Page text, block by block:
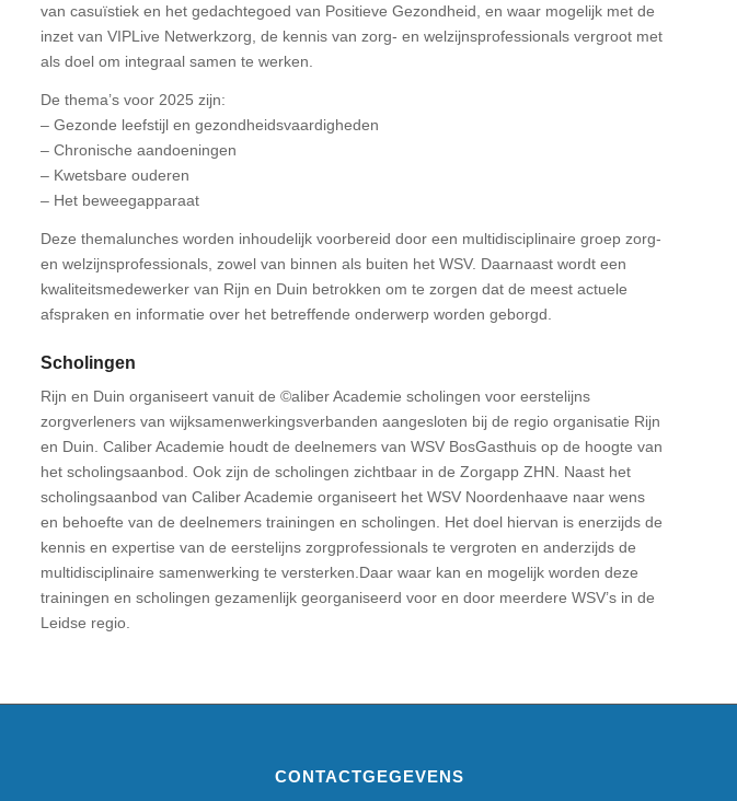
van casuïstiek en het gedachtegoed van Positieve Gezondheid, en waar mogelijk met de
inzet van VIPLive Netwerkzorg, de kennis van zorg- en welzijnsprofessionals vergroot met
als doel om integraal samen te werken.
De thema’s voor 2025 zijn:
– Gezonde leefstijl en gezondheidsvaardigheden
– Chronische aandoeningen
– Kwetsbare ouderen
– Het beweegapparaat
Deze themalunches worden inhoudelijk voorbereid door een multidisciplinaire groep zorg-
en welzijnsprofessionals, zowel van binnen als buiten het WSV. Daarnaast wordt een
kwaliteitsmedewerker van Rijn en Duin betrokken om te zorgen dat de meest actuele
afspraken en informatie over het betreffende onderwerp worden geborgd.
Scholingen
Rijn en Duin organiseert vanuit de ©aliber Academie scholingen voor eerstelijns
zorgverleners van wijksamenwerkingsverbanden aangesloten bij de regio organisatie Rijn
en Duin. Caliber Academie houdt de deelnemers van WSV BosGasthuis op de hoogte van
het scholingsaanbod. Ook zijn de scholingen zichtbaar in de Zorgapp ZHN. Naast het
scholingsaanbod van Caliber Academie organiseert het WSV Noordenhaave naar wens
en behoefte van de deelnemers trainingen en scholingen. Het doel hiervan is enerzijds de
kennis en expertise van de eerstelijns zorgprofessionals te vergroten en anderzijds de
multidisciplinaire samenwerking te versterken.Daar waar kan en mogelijk worden deze
trainingen en scholingen gezamenlijk georganiseerd voor en door meerdere WSV’s in de
Leidse regio.
CONTACTGEGEVENS